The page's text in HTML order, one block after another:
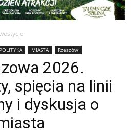
POLITYKA MIASTA Rzeszów
2026.
spięcia na linii
i dyskusja o